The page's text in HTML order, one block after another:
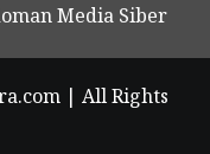
Media Siber
| All Rights